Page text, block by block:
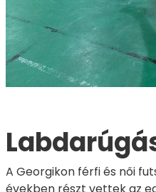
A Georgikon férfi és női